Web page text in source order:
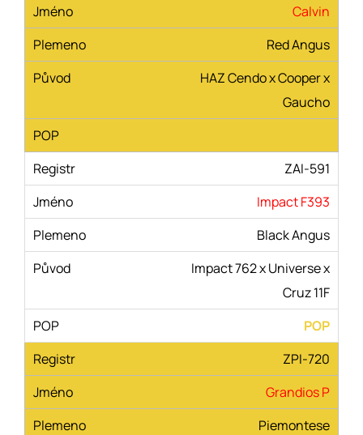
Calvin
Red Angus
HAZ Cendo x Cooper x
Gaucho
ZAI-591
Impact F393
Black Angus
Impact 762 x Universe x
Cruz 11F
POP
ZPI-720
Grandios P
Piemontese